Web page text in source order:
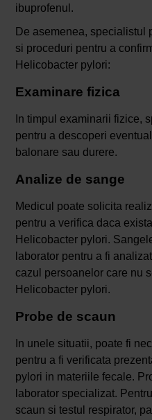
ibuprofenul.
De asemenea, specialistul
si proceduri pentru a
Helicobacter pylori:
Examinare fizica
In timpul examinarii fizice,
pentru a descoperi
balonare sau durere.
Analize de sange
Medicul poate solicita
pentru a verifica daca
Helicobacter pylori.
laborator pentru a fi
cazul persoanelor care nu
Helicobacter pylori.
Probe de scaun
In unele situatii, poate fi
pentru a fi verificata
pylori in materiile fecale.
laborator specializat.
scaun si testul respirator,